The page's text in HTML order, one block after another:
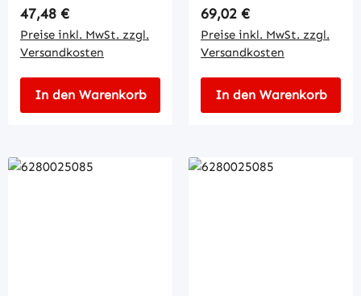
Regulärer Preis:
47,48 €
Preise inkl. MwSt. zzgl.
Versandkosten
In den Warenkorb
Regulärer Preis:
69,02 €
Preise inkl. MwSt. zzgl.
Versandkosten
In den Warenkorb